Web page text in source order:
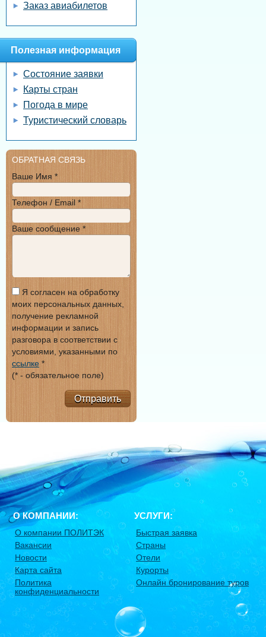
Заказ авиабилетов
Полезная информация
Состояние заявки
Карты стран
Погода в мире
Туристический словарь
ОБРАТНАЯ СВЯЗЬ
Ваше Имя *
Телефон / Email *
Ваше сообщение *
Я согласен на обработку
моих персональных данных,
получение рекламной
информации и запись
разговора в соответствии с
условиями, указанными по
ссылке *
(* - обязательное поле)
Отправить
О КОМПАНИИ:
О компании ПОЛИТЭК
Вакансии
Новости
Карта сайта
Политика
конфиденциальности
УСЛУГИ:
Быстрая заявка
Страны
Отели
Курорты
Онлайн бронирование туров